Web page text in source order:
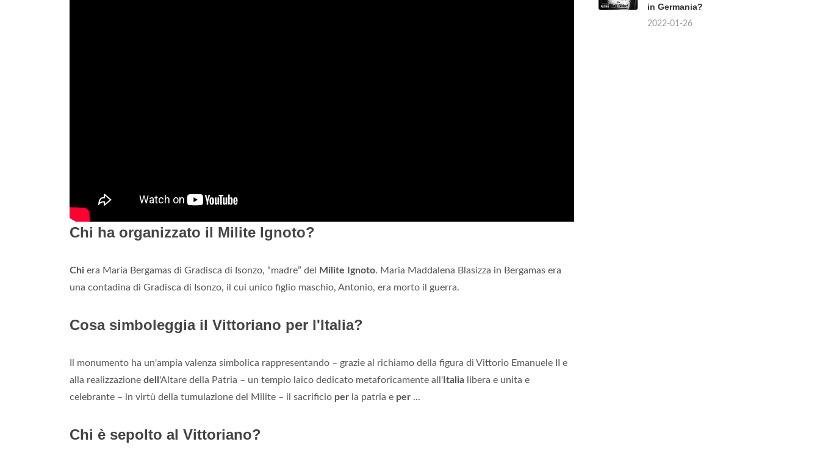
Chi ha organizzato il Milite Ignoto?
Chi era Maria Bergamas di Gradisca di Isonzo, “madre” del Milite Ignoto. Maria Maddalena Blasizza in Bergamas era
una contadina di Gradisca di Isonzo, il cui unico figlio maschio, Antonio, era morto il guerra.
Cosa simboleggia il Vittoriano per l'Italia?
Il monumento ha un'ampia valenza simbolica rappresentando – grazie al richiamo della figura di Vittorio Emanuele II e
alla realizzazione dell 'Altare della Patria – un tempio laico dedicato metaforicamente all' Italia libera e unita e
celebrante – in virtù della tumulazione del Milite – il sacrificio per la patria e per ...
Chi è sepolto al Vittoriano?
in Germania?
2022-01-26